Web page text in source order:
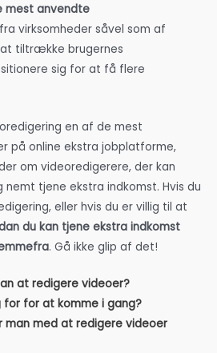
mest anvendte
fra virksomheder såvel som af
tiltrække brugernes
sig for at få flere
en af de mest
online ekstra jobplatforme,
om videoredigerere, der kan
tjene ekstra indkomst. Hvis du
eller hvis du er villig til at
du kan tjene ekstra indkomst
. Gå ikke glip af det!
at redigere videoer?
for for at komme i gang?
man med at redigere videoer